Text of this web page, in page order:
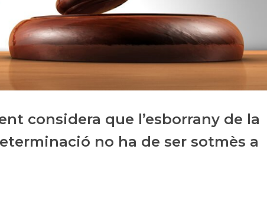
Història
Galeria de Presidents
considera que l’esborrany de la
no ha de ser sotmès a